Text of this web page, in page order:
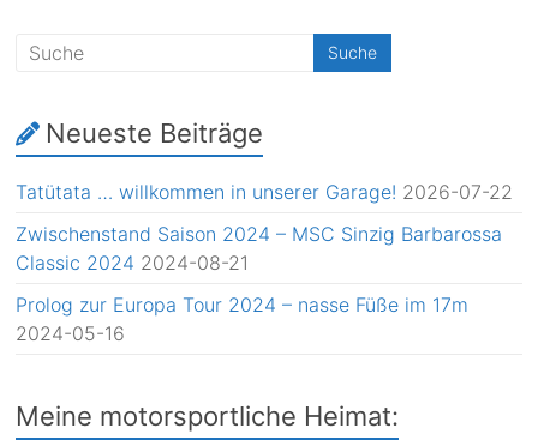
Neueste Beiträge
Tatütata … willkommen in unserer Garage! 2026-07-22
Zwischenstand Saison 2024 – MSC Sinzig Barbarossa
Classic 2024 2024-08-21
Prolog zur Europa Tour 2024 – nasse Füße im 17m
2024-05-16
Meine motorsportliche Heimat: